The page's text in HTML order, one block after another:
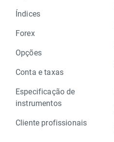
Índices
Forex
Opções
Conta e taxas
Especificação de
instrumentos
Cliente profissionais